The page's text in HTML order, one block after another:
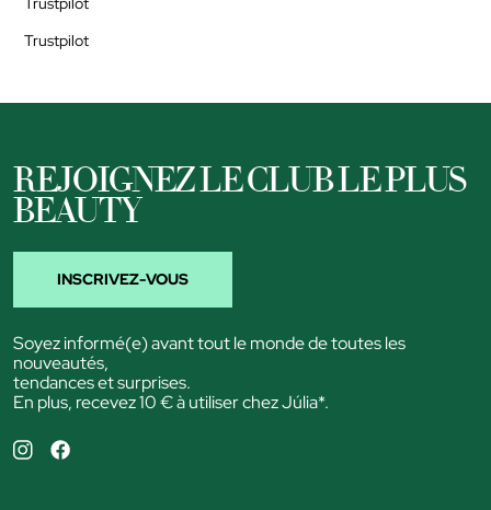
Trustpilot
REJOIGNEZ LE CLUB LE PLUS
BEAUTY
INSCRIVEZ-VOUS
Soyez informé(e) avant tout le monde de toutes les
nouveautés,
tendances et surprises.
En plus, recevez 10 € à utiliser chez Júlia*.